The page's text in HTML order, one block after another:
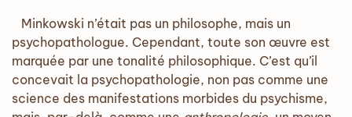
Minkowski n’était pas un philosophe, mais un
psychopathologue. Cependant, toute son œuvre est
marquée par une tonalité philosophique. C’est qu’il
concevait la psychopathologie, non pas comme une
science des manifestations morbides du psychisme,